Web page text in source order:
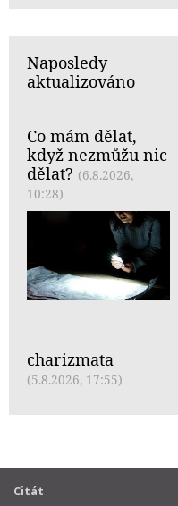
Naposledy
aktualizováno
Co mám dělat,
když nezmůžu nic
dělat? (6.8.2026,
10:28)
charizmata
(5.8.2026, 17:55)
Citát